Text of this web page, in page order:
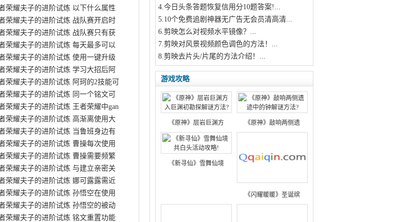
荣耀夫子的进阶试炼 以下什么属性
荣耀夫子的进阶试炼 战队赛开启时
荣耀夫子的进阶试炼 战队赛只有获
荣耀夫子的进阶试炼 每天最多可以
荣耀夫子的进阶试炼 使用一键升级
荣耀夫子的进阶试炼 学习大招后阿
荣耀夫子的进阶试炼 阿珂的2技能可
荣耀夫子的进阶试炼 同一个铭文可
荣耀夫子的进阶试炼 王者荣耀中gan
荣耀夫子的进阶试炼 高渐离使用大
荣耀夫子的进阶试炼 当鲁班身边有
荣耀夫子的进阶试炼 曹操每次使用
荣耀夫子的进阶试炼 曹操需要频繁
荣耀夫子的进阶试炼 与建立亲密关
荣耀夫子的进阶试炼 娜可露露需近
荣耀夫子的进阶试炼 孙悟空在使用
荣耀夫子的进阶试炼 孙悟空的被动
荣耀夫子的进阶试炼 铭文重置功能
4.今日头条答题恢复信用分10题答案!...
5.10个免费追剧神器无广告无会员清高清...
6.剪映怎么对视频水平镜像？...
7.剪映对风景视频颜色调色的方法！...
8.剪映去片头/片尾的方法介绍！...
游戏攻略
《原神》层岩巨渊方 《原神》敲响两侧遗
《新寻仙》雪舞仙境
《闪耀暖暖》圣诞缤